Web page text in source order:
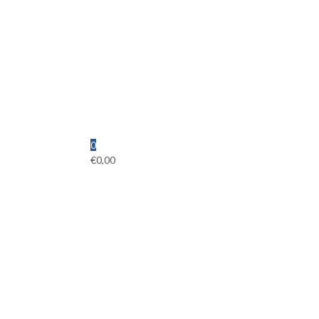
0
€0,00